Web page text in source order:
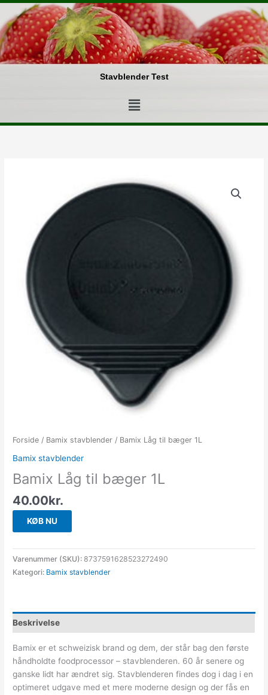
Gå
indholdet
Stavblender Test
Menu
Forside / Bamix stavblender / Bamix Låg til bæger 1L
Bamix stavblender
Bamix Låg til bæger 1L
40.00kr.
KØB NU
Varenummer (SKU):8737591628523272490
Kategori: Bamix stavblender
Beskrivelse
Bamix er et schweizisk brand og dem, der står bag den første
håndholdte foodprocessor – stavblenderen. 60 år senere og
ganske lidt har ændret sig. Stavblenderen findes dog i dag i en
optimeret udgave med et mere moderne design og der fås en